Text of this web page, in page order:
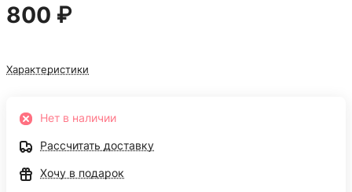
800 ₽
Характеристики
Нет в наличии
Рассчитать доставку
Хочу в подарок